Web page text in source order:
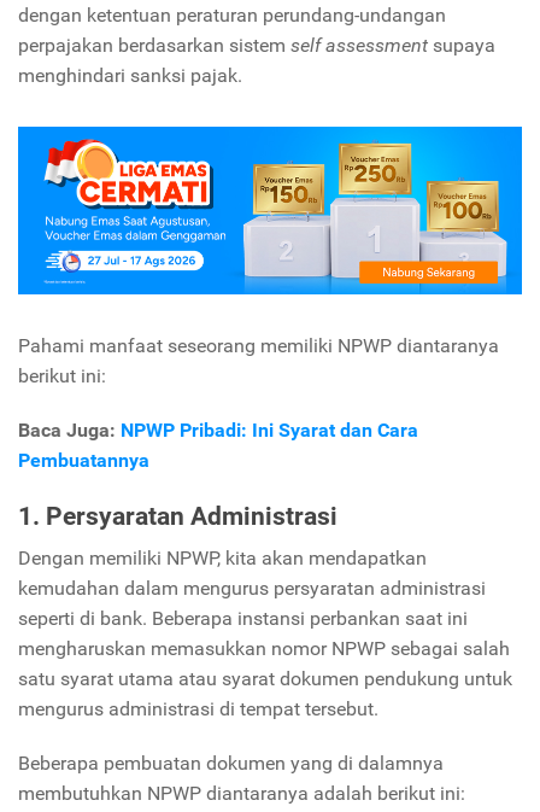
dengan ketentuan peraturan perundang-undangan
perpajakan berdasarkan sistem self assessment supaya
menghindari sanksi pajak.
Pahami manfaat seseorang memiliki NPWP diantaranya
berikut ini:
Baca Juga: NPWP Pribadi: Ini Syarat dan Cara
Pembuatannya
1. Persyaratan Administrasi
Dengan memiliki NPWP, kita akan mendapatkan
kemudahan dalam mengurus persyaratan administrasi
seperti di bank. Beberapa instansi perbankan saat ini
mengharuskan memasukkan nomor NPWP sebagai salah
satu syarat utama atau syarat dokumen pendukung untuk
mengurus administrasi di tempat tersebut.
Beberapa pembuatan dokumen yang di dalamnya
membutuhkan NPWP diantaranya adalah berikut ini: